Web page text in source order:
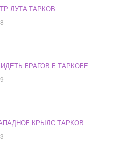
ЛУТА ТАРКОВ
ВРАГОВ В ТАРКОВЕ
КРЫЛО ТАРКОВ